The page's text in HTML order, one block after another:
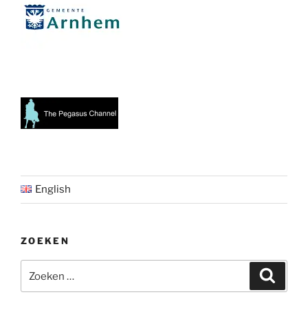
English
ZOEKEN
naar: